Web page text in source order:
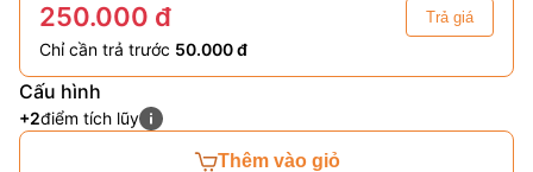
250.000 đ Trả giá
Chỉ cần trả trước 50.000 đ
Cấu hình
+2điểm tích lũy
Thêm vào giỏ